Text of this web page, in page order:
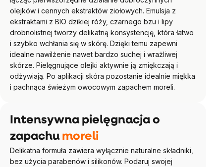
olejków i cennych ekstraktów ziołowych. Emulsja z
ekstraktami z BIO dzikiej róży, czarnego bzu i lipy
drobnolistnej tworzy delikatną konsystencję, która łatwo
i szybko wchłania się w skórę. Dzięki temu zapewni
idealne nawilżenie nawet bardzo suchej i wrażliwej
skórze. Pielęgnujące olejki aktywnie ją zmiękczają i
odżywiają. Po aplikacji skóra pozostanie idealnie miękka
i pachnąca świeżym owocowym zapachem moreli.
Intensywna pielęgnacja o
zapachu moreli
Delikatna formuła zawiera wyłącznie naturalne składniki,
bez użycia parabenów i silikonów. Podaruj swojej